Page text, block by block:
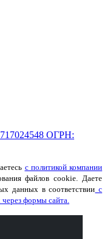
ОГРН:
с политикой компании
файлов cookie. Даете
данных в соответствии с
формы сайта.